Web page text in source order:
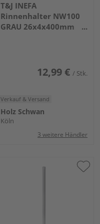
T&J INEFA
Rinnenhalter NW100
GRAU 26x4x400mm
12,99 € / Stk.
Verkauf & Versand
Holz Schwan
Köln
3 weitere Händler